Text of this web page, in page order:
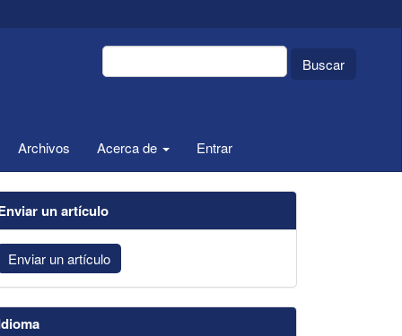
Buscar
Archivos Acerca de Entrar
un artículo
Enviar un artículo